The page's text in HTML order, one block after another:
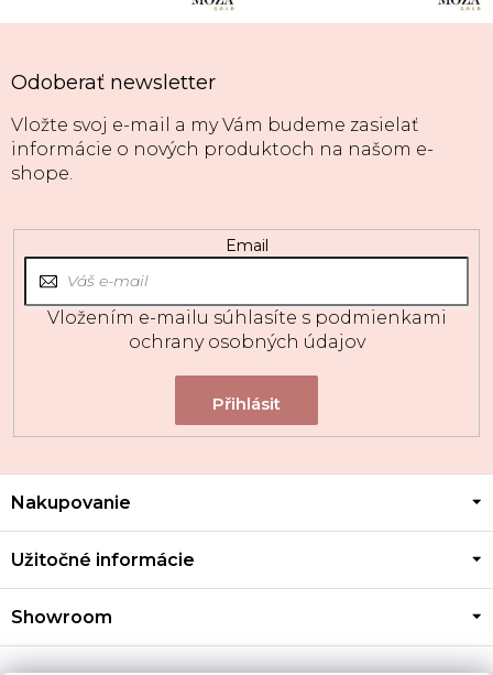
Odoberať newsletter
Vložte svoj e-mail a my Vám budeme zasielať
informácie o nových produktoch na našom e-
shope.
Email
Vložením e-mailu súhlasíte s podmienkami
ochrany osobných údajov
Z
p
t
Nakupovanie
Užitočné informácie
Showroom